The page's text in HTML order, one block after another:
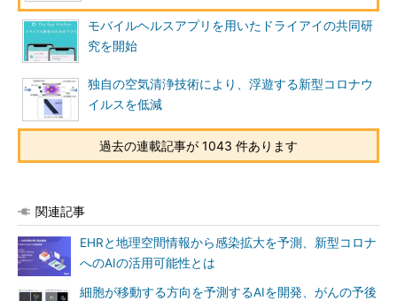
モバイルヘルスアプリを用いたドライアイの共同研
究を開始
独自の空気清浄技術により、浮遊する新型コロナウ
イルスを低減
過去の連載記事が 1043 件あります
関連記事
EHRと地理空間情報から感染拡大を予測、新型コロナ
へのAIの活用可能性とは
細胞が移動する方向を予測するAIを開発、がんの予後